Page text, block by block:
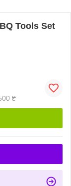
Tools Set
₴